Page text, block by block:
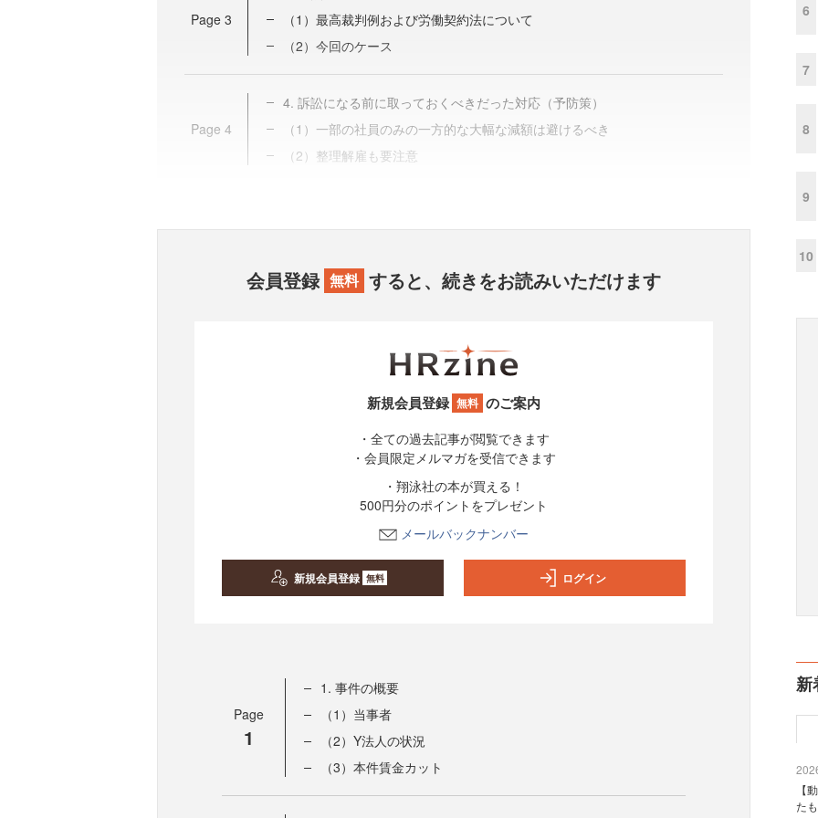
Page 3
（1）最高裁判例および労働契約法について
（2）今回のケース
Page 4
4. 訴訟になる前に取っておくべきだった対応（予防策）
（1）一部の社員のみの一方的な大幅な減額は避けるべき
（2）整理解雇も要注意
会員登録 無料 すると、続きをお読みいただけます
新規会員登録 無料 のご案内
・全ての過去記事が閲覧できます
・会員限定メルマガを受信できます
・翔泳社の本が買える！
500円分のポイントをプレゼント
メールバックナンバー
新規会員登録 無料 ログイン
Page
1
1. 事件の概要
（1）当事者
（2）Y法人の状況
（3）本件賃金カット
6
7
8
9
10
新
【
た